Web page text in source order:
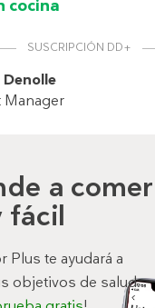
cocina
SUSCRIPCIÓN DD+
Manager
a
fácil
Plus te ayudará a
objetivos de salud.